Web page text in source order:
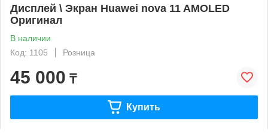
Дисплей \ Экран Huawei nova 11 AMOLED
Оригинал
В наличии
Код: 1105
Розница
45 000 ₸
Купить